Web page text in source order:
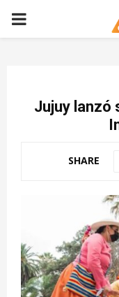
PRIMARY
Jujuy lanzó
SHARE